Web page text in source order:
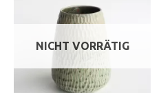
NICHT VORRÄTIG